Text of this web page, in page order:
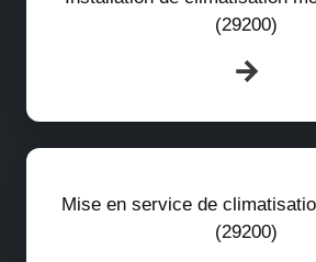
(29200)
Mise en service de
(29200)